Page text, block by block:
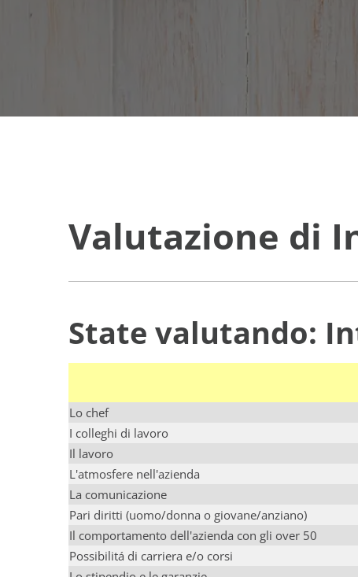
Valutazione di
State valutando:
Lo chef
I colleghi di lavoro
Il lavoro
L'atmosfere nell'azienda
La comunicazione
Pari diritti (uomo/donna o giovane/anziano)
Il comportamento dell'azienda con gli over 50
Possibilitá di carriera e/o corsi